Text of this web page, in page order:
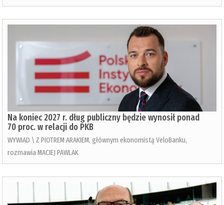
Na koniec 2027 r. dług publiczny będzie wynosił ponad
70 proc. w relacji do PKB
WYWIAD \ Z PIOTREM ARAKIEM, głównym ekonomistą VeloBanku,
rozmawia MACIEJ PAWLAK